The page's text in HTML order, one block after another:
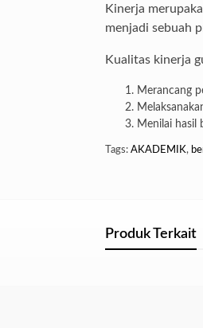
Kinerja
menjadi sebuah
Kualitas kinerja
Merancang
Menilai hasil
Tags: AKADEMIK,
Produk Terkait